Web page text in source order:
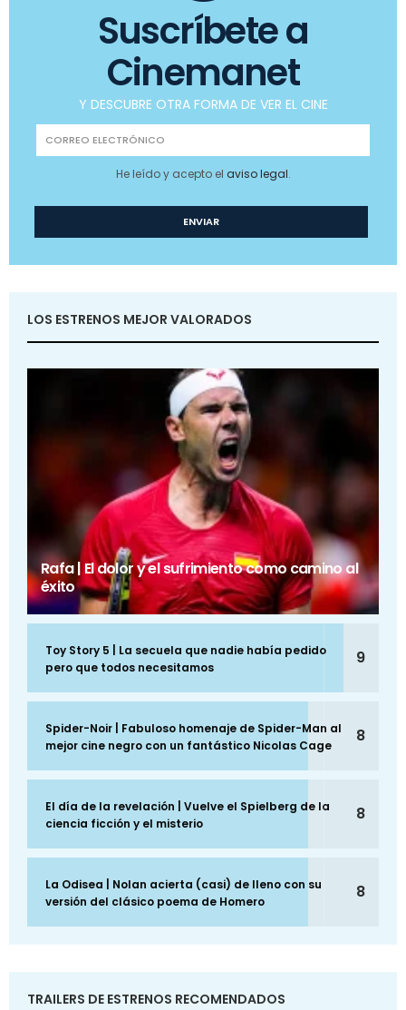
Suscríbete a
Cinemanet
Y DESCUBRE OTRA FORMA DE VER EL CINE
He leído y acepto el aviso legal.
LOS ESTRENOS MEJOR VALORADOS
Rafa | El dolor y el sufrimiento como camino al
éxito
Toy Story 5 | La secuela que nadie había pedido
pero que todos necesitamos
9
Spider-Noir | Fabuloso homenaje de Spider-Man al
mejor cine negro con un fantástico Nicolas Cage
8
El día de la revelación | Vuelve el Spielberg de la
ciencia ficción y el misterio
8
La Odisea | Nolan acierta (casi) de lleno con su
versión del clásico poema de Homero
8
TRAILERS DE ESTRENOS RECOMENDADOS